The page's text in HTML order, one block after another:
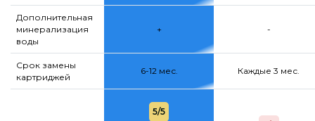
Дополнительная
минерализация
воды
+ -
Срок замены
картриджей
6-12 мес. Каждые 3 мес.
5/5